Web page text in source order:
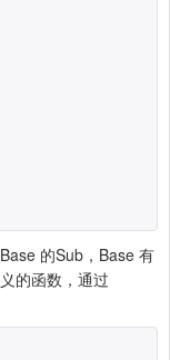
的Sub，Base 有
的函数，通过